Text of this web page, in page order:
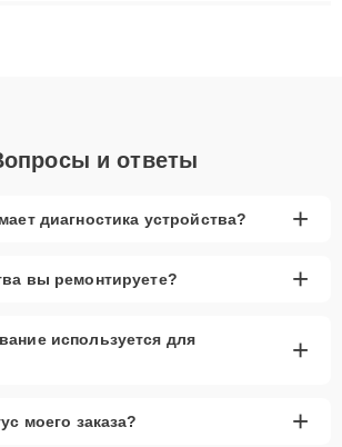
и ответы
диагностика устройства? +
вы ремонтируете? +
используется для
+
моего заказа? +